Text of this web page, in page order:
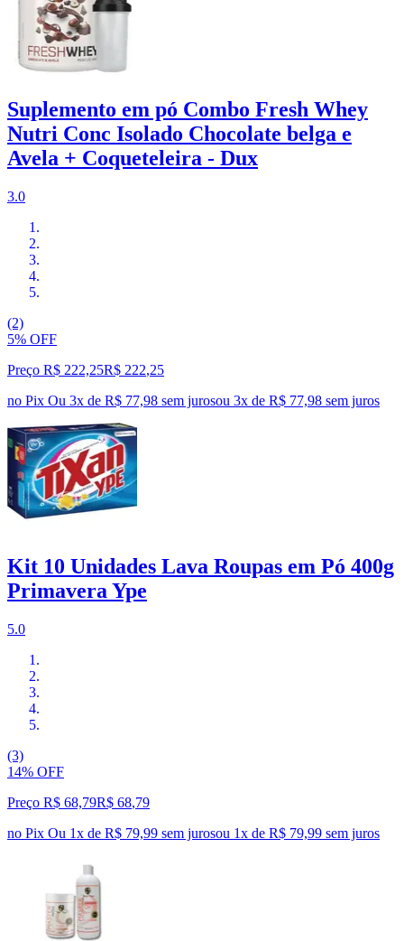
Suplemento em pó Combo Fresh Whey
Nutri Conc Isolado Chocolate belga e
Avela + Coqueteleira - Dux
3.0
(2)
5% OFF
Preço R$ 222,25R$ 222,25
no Pix Ou 3x de R$ 77,98 sem jurosou 3x de R$ 77,98 sem juros
Kit 10 Unidades Lava Roupas em Pó 400g
Primavera Ype
5.0
(3)
14% OFF
Preço R$ 68,79R$ 68,79
no Pix Ou 1x de R$ 79,99 sem jurosou 1x de R$ 79,99 sem juros